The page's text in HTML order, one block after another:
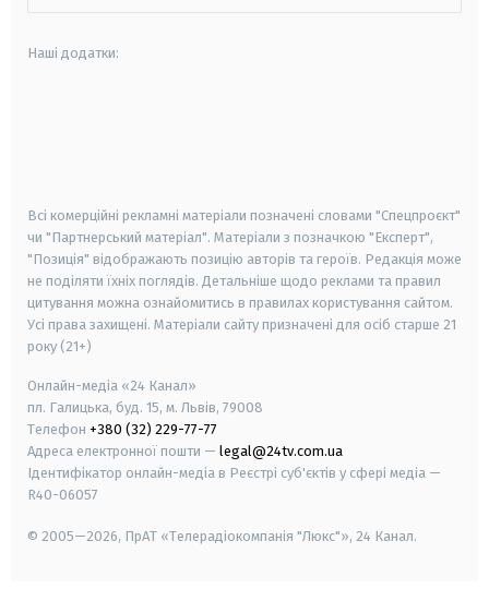
Наші додатки:
Всі комерційні рекламні матеріали позначені словами "Спецпроєкт"
чи "Партнерський матеріал". Матеріали з позначкою "Експерт",
"Позиція" відображають позицію авторів та героїв. Редакція може
не поділяти їхніх поглядів. Детальніше щодо реклами та правил
цитування можна ознайомитись в правилах користування сайтом.
Усі права захищені. Матеріали сайту призначені для осіб старше 21
року (21+)
Онлайн-медіа «24 Канал»
пл. Галицька, буд. 15, м. Львів, 79008
Телефон +380 (32) 229-77-77
Адреса електронної пошти — legal@24tv.com.ua
Ідентифікатор онлайн-медіа в Реєстрі суб'єктів у сфері медіа —
R40-06057
© 2005—2026, ПрАТ «Телерадіокомпанія "Люкс"», 24 Канал.